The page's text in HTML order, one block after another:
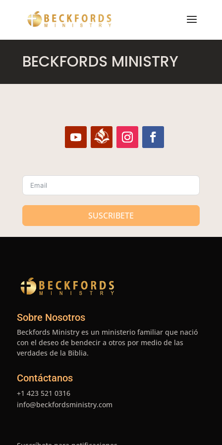
BECKFORDS MINISTRY
SUSCRIBETE
Sobre Nosotros
Beckfords Ministry es un ministerio familiar que nació
con el deseo de bendecir a otros por medio de las
verdades de la Biblia.
Contáctanos
+1 423 521 0316
info@beckfordsministry.com